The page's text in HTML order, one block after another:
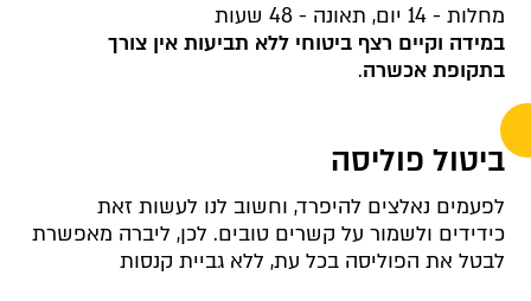
מחלות - 14 יום, תאונה - 48 שעות
במידה וקיים רצף ביטוחי ללא תביעות אין צורך
בתקופת אכשרה.
ביטול פוליסה
לפעמים נאלצים להיפרד, וחשוב לנו לעשות זאת
כידידים ולשמור על קשרים טובים. לכן, ליברה מאפשרת
לבטל את הפוליסה בכל עת, ללא גביית קנסות